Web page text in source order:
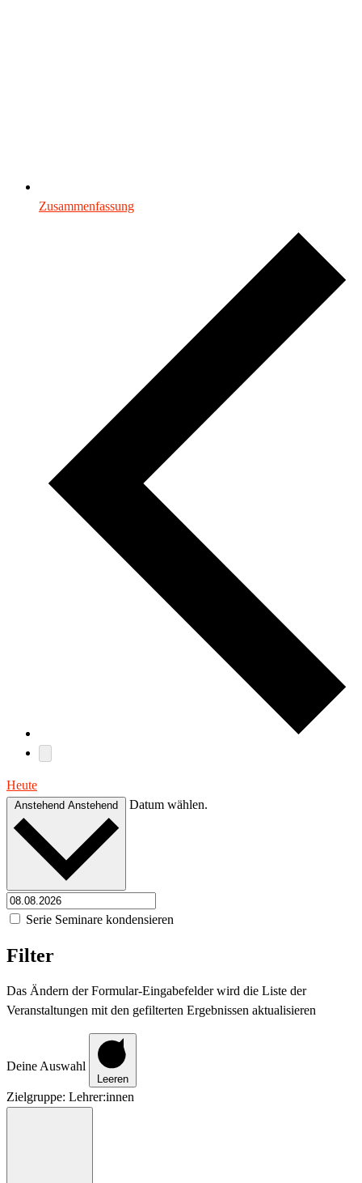
Zusammenfassung
Heute
Anstehend Anstehend Datum wählen.
Serie Seminare kondensieren
Filter
Das Ändern der Formular-Eingabefelder wird die Liste der
Veranstaltungen mit den gefilterten Ergebnissen aktualisieren
Deine Auswahl
Leeren
Zielgruppe: Lehrer:innen